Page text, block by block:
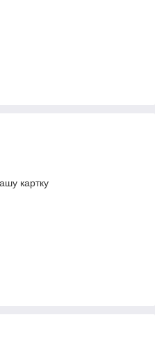
картку